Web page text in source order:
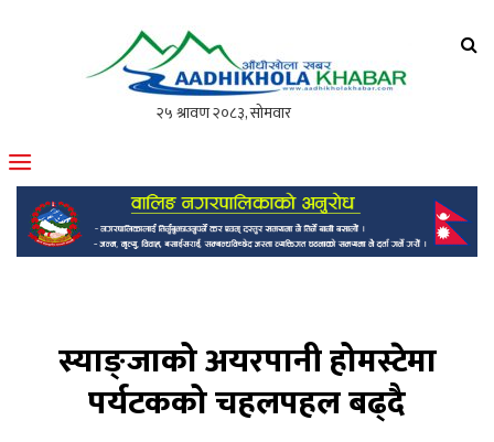
मोफसलकै लोकप्रिय अनलाइन पत्रिका
स्याङ्जाको अयरपानी होमस्टेमा
पर्यटकको चहलपहल बढ्दै